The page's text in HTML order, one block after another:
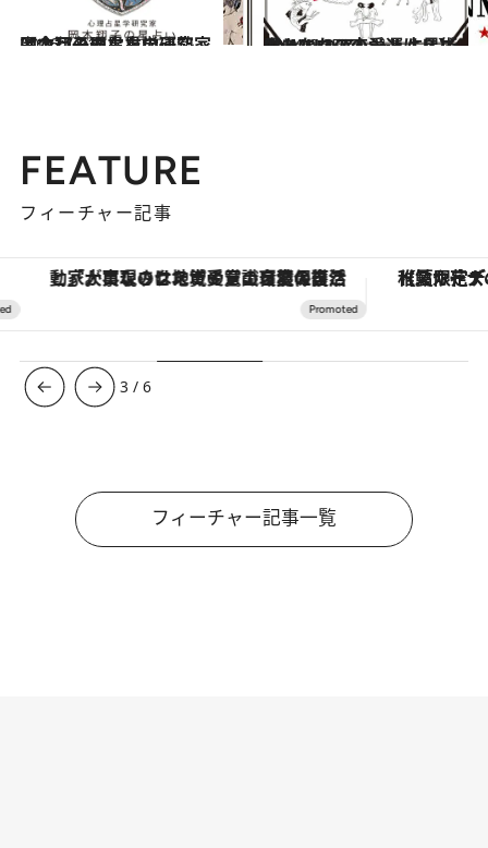
2026.7.31
【今月のあなたの運勢は？】心理占星学研究家 岡本翔子の星占い
占い 2024.6.15
【あなたの恋愛運は？】JINMUのアムール占星術 愛とエロスのジンムリズム
占い
FEATURE
フィーチャー記事
「大事なのは地域の意識を変えること」。ロレックス賞受賞の自然保護活動家が実現させたナイジェリアの自然環境の復活 【夏限定ディナーコース】旬を
3 /6
フィーチャー記事一覧